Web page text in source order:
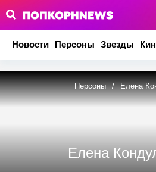
Новости Персоны Звезды
Персоны / Елена
Елена